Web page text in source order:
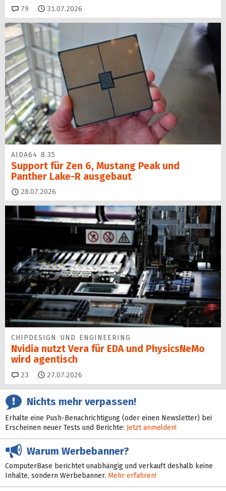
79 Kommentare
31.07.2026
AIDA64 8.35
Support für Zen 6, Mustang Peak und
Panther Lake-R ausgebaut
28.07.2026
CHIPDESIGN UND ENGINEERING
Nvidia nutzt Vera für EDA und PhysicsNeMo
wird agentisch
23 Kommentare
27.07.2026
Nichts mehr verpassen!
Erhalte eine Push-Benachrichtigung (oder einen Newsletter) bei
Erscheinen neuer Tests und Berichte: Jetzt anmelden!
Warum Werbebanner?
ComputerBase berichtet unabhängig und verkauft deshalb keine
Inhalte, sondern Werbebanner. Mehr erfahren!